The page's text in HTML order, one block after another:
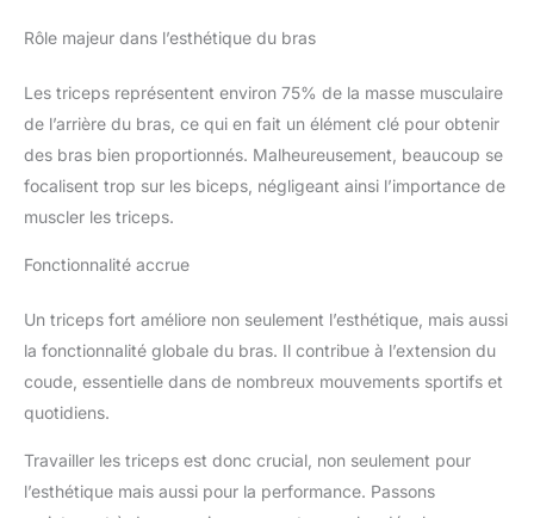
Rôle majeur dans l’esthétique du bras
Les triceps représentent environ 75% de la masse musculaire
de l’arrière du bras, ce qui en fait un élément clé pour obtenir
des bras bien proportionnés. Malheureusement, beaucoup se
focalisent trop sur les biceps, négligeant ainsi l’importance de
muscler les triceps.
Fonctionnalité accrue
Un triceps fort améliore non seulement l’esthétique, mais aussi
la fonctionnalité globale du bras. Il contribue à l’extension du
coude, essentielle dans de nombreux mouvements sportifs et
quotidiens.
Travailler les triceps est donc crucial, non seulement pour
l’esthétique mais aussi pour la performance. Passons